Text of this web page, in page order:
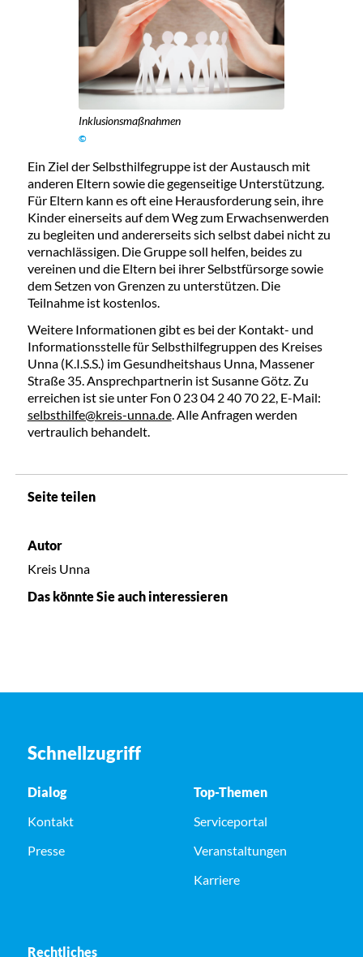
Inklusionsmaßnahmen
©
Ein Ziel der Selbsthilfegruppe ist der Austausch mit
anderen Eltern sowie die gegenseitige Unterstützung.
Für Eltern kann es oft eine Herausforderung sein, ihre
Kinder einerseits auf dem Weg zum Erwachsenwerden
zu begleiten und andererseits sich selbst dabei nicht zu
vernachlässigen. Die Gruppe soll helfen, beides zu
vereinen und die Eltern bei ihrer Selbstfürsorge sowie
dem Setzen von Grenzen zu unterstützen. Die
Teilnahme ist kostenlos.
Weitere Informationen gibt es bei der Kontakt- und
Informationsstelle für Selbsthilfegruppen des Kreises
Unna (K.I.S.S.) im Gesundheitshaus Unna, Massener
Straße 35. Ansprechpartnerin ist Susanne Götz. Zu
erreichen ist sie unter Fon 0 23 04 2 40 70 22, E-Mail:
selbsthilfe@kreis-unna.de. Alle Anfragen werden
vertraulich behandelt.
Seite teilen
Autor
Kreis Unna
Das könnte Sie auch interessieren
Schnellzugriff
Dialog
Kontakt
Presse
Top-Themen
Serviceportal
Veranstaltungen
Karriere
Rechtliches